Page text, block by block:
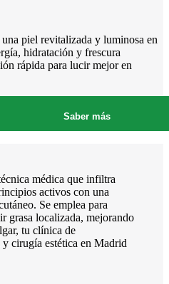
piel revitalizada y luminosa en
hidratación y frescura
rápida para lucir mejor en
Saber más